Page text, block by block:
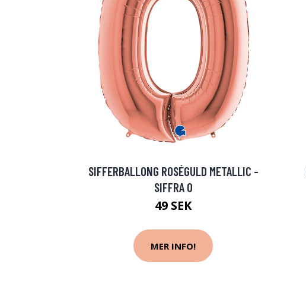
SIFFERBALLONG ROSÉGULD METALLIC -
SIFFRA 0
49 SEK
MER INFO!